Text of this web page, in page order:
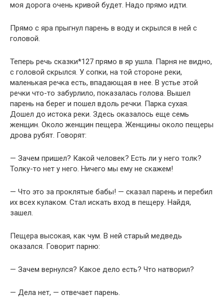
моя дорога очень кривой будет. Надо прямо идти.
Прямо с яра прыгнул парень в воду и скрылся в ней с
головой.
Теперь речь сказки*127 прямо в яр ушла. Парня не видно,
с головой скрылся. У сопки, на той стороне реки,
маленькая речка есть, впадающая в нее. В устье этой
речки что-то забурлило, показалась голова. Вышел
парень на берег и пошел вдоль речки. Парка сухая.
Дошел до истока реки. Здесь оказалось еще семь
женщин. Около женщин пещера. Женщины около пещеры
дрова рубят. Говорят:
— Зачем пришел? Какой человек? Есть ли у него толк?
Толку-то нет у него. Ничего мы ему не скажем!
— Что это за проклятые бабы! — сказал парень и перебил
их всех кулаком. Стал искать вход в пещеру. Найдя,
зашел.
Пещера высокая, как чум. В ней старый медведь
оказался. Говорит парню:
— Зачем вернулся? Какое дело есть? Что натворил?
— Дела нет, — отвечает парень.